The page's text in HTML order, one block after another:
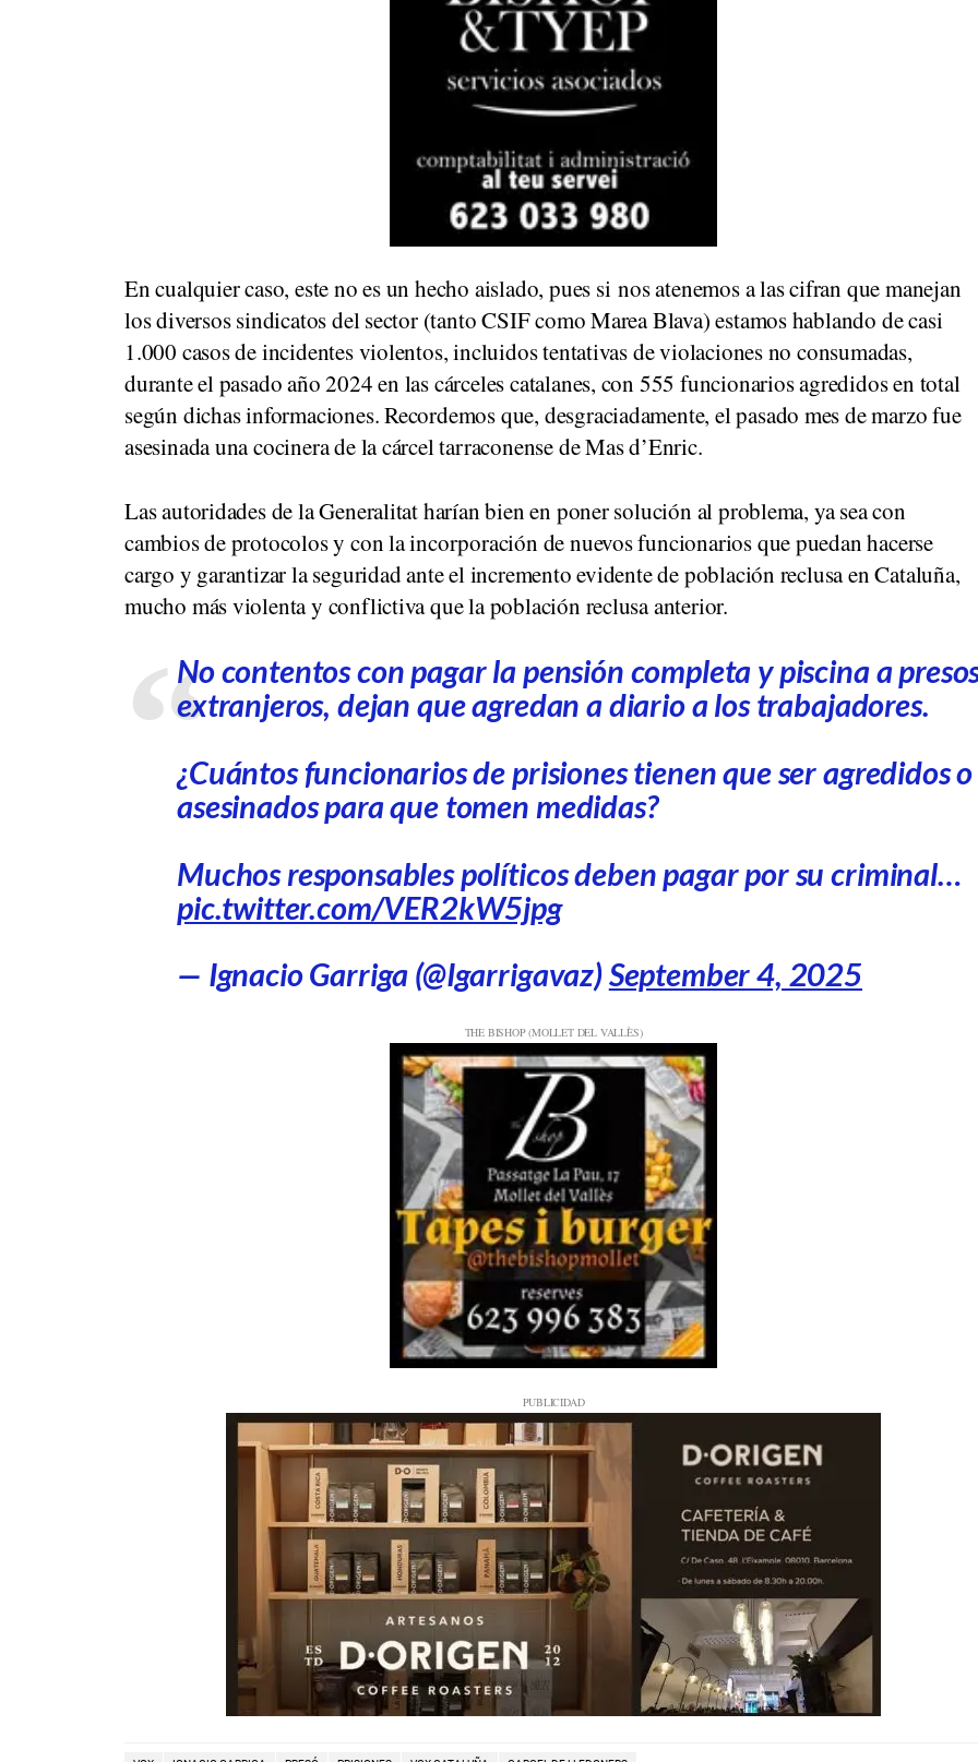
En cualquier caso, este no es un hecho aislado, pues si nos atenemos a las cifran que manejan
los diversos sindicatos del sector (tanto CSIF como Marea Blava) estamos hablando de casi
1.000 casos de incidentes violentos, incluidos tentativas de violaciones no consumadas,
durante el pasado año 2024 en las cárceles catalanes, con 555 funcionarios agredidos en total
según dichas informaciones. Recordemos que, desgraciadamente, el pasado mes de marzo fue
asesinada una cocinera de la cárcel tarraconense de Mas d’Enric.
Las autoridades de la Generalitat harían bien en poner solución al problema, ya sea con
cambios de protocolos y con la incorporación de nuevos funcionarios que puedan hacerse
cargo y garantizar la seguridad ante el incremento evidente de población reclusa en Cataluña,
mucho más violenta y conflictiva que la población reclusa anterior.
No contentos con pagar la pensión completa y piscina a
extranjeros, dejan que agredan a diario a los trabajadores.
¿Cuántos funcionarios de prisiones tienen que ser agredidos o
asesinados para que tomen medidas?
Muchos responsables políticos deben pagar por su criminal…
pic.twitter.com/VER2kW5jpg
— Ignacio Garriga (@Igarrigavaz)September 4, 2025